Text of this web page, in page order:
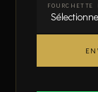
FOURCHETTE